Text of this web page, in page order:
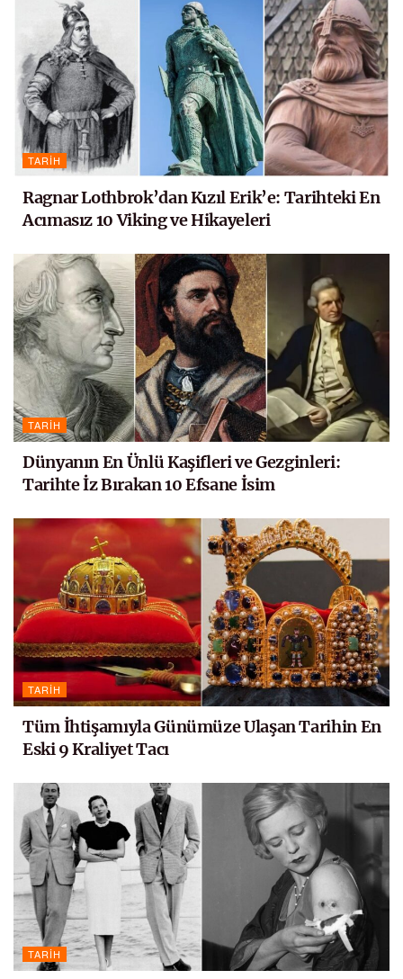
TARIH
Ragnar Lothbrok’dan Kızıl Erik’e: Tarihteki En
Acımasız 10 Viking ve Hikayeleri
TARIH
Dünyanın En Ünlü Kaşifleri ve Gezginleri:
Tarihte İz Bırakan 10 Efsane İsim
TARIH
Tüm İhtişamıyla Günümüze Ulaşan Tarihin En
Eski 9 Kraliyet Tacı
TARIH